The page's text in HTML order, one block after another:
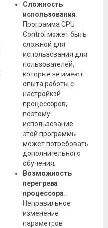
Сложность
использования
Программа CPU
Control может быть
сложной для
использования для
пользователей,
которые не имеют
опыта работы с
настройкой
процессоров,
поэтому
использование
этой программы
может потребовать
дополнительного
обучения.
Возможность
перегрева
процессора
Неправильное
изменение
параметров